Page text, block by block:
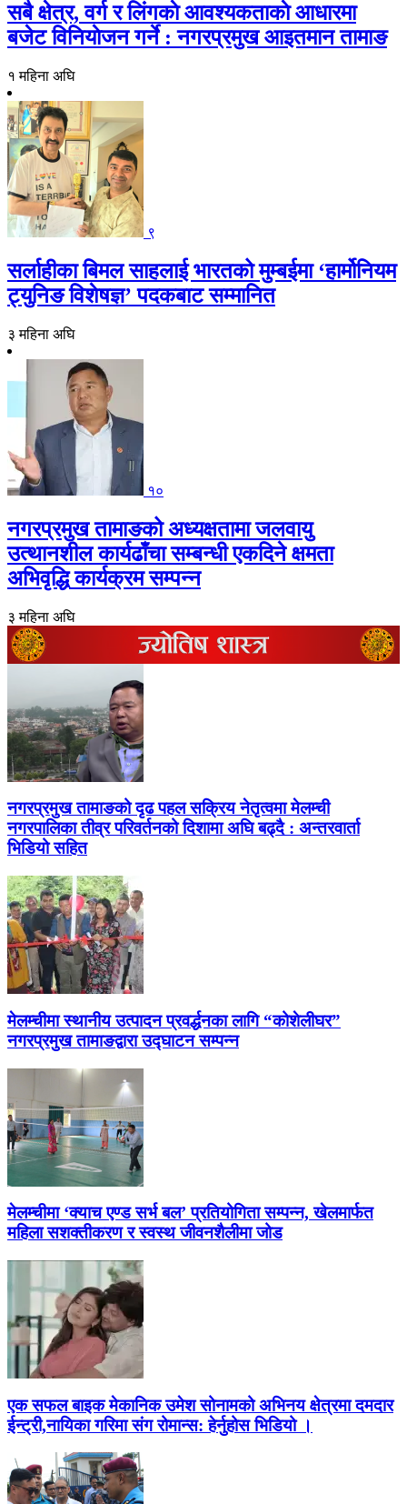
सबै क्षेत्र, वर्ग र लिंगकाे आवश्यकताकाे आधारमा
बजेट विनियाेजन गर्ने : नगरप्रमुख आइतमान तामाङ
१ महिना अघि
९
सर्लाहीका बिमल साहलाई भारतको मुम्बईमा ‘हार्मोनियम
ट्युनिङ विशेषज्ञ’ पदकबाट सम्मानित
३ महिना अघि
१०
नगरप्रमुख तामाङको अध्यक्षतामा जलवायु
उत्थानशील कार्यढाँचा सम्बन्धी एकदिने क्षमता
अभिवृद्धि कार्यक्रम सम्पन्न
३ महिना अघि
नगरप्रमुख तामाङको दृढ पहल सक्रिय नेतृत्वमा मेलम्ची
नगरपालिका तीव्र परिवर्तनको दिशामा अघि बढ्दै : अन्तरवार्ता
भिडियो सहित
मेलम्चीमा स्थानीय उत्पादन प्रवर्द्धनका लागि “कोशेलीघर”
नगरप्रमुख तामाङद्वारा उद्घाटन सम्पन्न
मेलम्चीमा ‘क्याच एण्ड सर्भ बल’ प्रतियोगिता सम्पन्न, खेलमार्फत
महिला सशक्तीकरण र स्वस्थ जीवनशैलीमा जोड
एक सफल बाइक मेकानिक उमेश सोनामको अभिनय क्षेत्रमा दमदार
ईन्ट्री,नायिका गरिमा संग रोमान्स: हेर्नुहोस भिडियो ।